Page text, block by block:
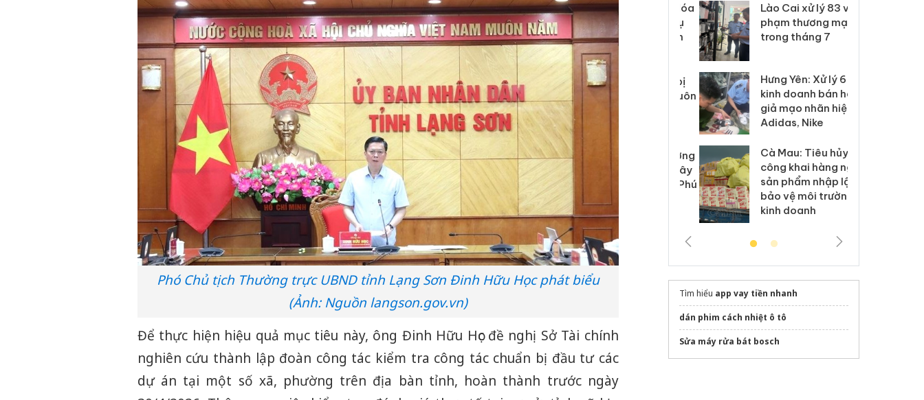
Phó Chủ tịch Thường trực UBND tỉnh Lạng Sơn Đinh Hữu Học phát biểu
(Ảnh: Nguồn langson.gov.vn)
Để thực hiện hiệu quả mục tiêu này, ông Đinh Hữu Học đề nghị Sở Tài chính
nghiên cứu thành lập đoàn công tác kiểm tra công tác chuẩn bị đầu tư các
dự án tại một số xã, phường trên địa bàn tỉnh, hoàn thành trước ngày
Công an Thanh Hóa
tìm bị hại trong vụ
án sản xuất, buôn
bán yến sào giả
Thanh Hóa: Tìm bị
hại trong vụ án buôn
Moyuum giả
An Giang: Đối tượng
Lào Cai xử lý 83 vụ vi
phạm thương mại
trong tháng 7
Hưng Yên: Xử lý 6 hộ
kinh doanh bán hàng
giả mạo nhãn hiệu
Adidas, Nike
Cà Mau: Tiêu hủy
công khai hàng ngàn
sản phẩm nhập lậu,
bảo vệ môi trường
kinh doanh
Tìm hiểu app vay tiền nhanh
dán phim cách nhiệt ô tô
Sửa máy rửa bát bosch